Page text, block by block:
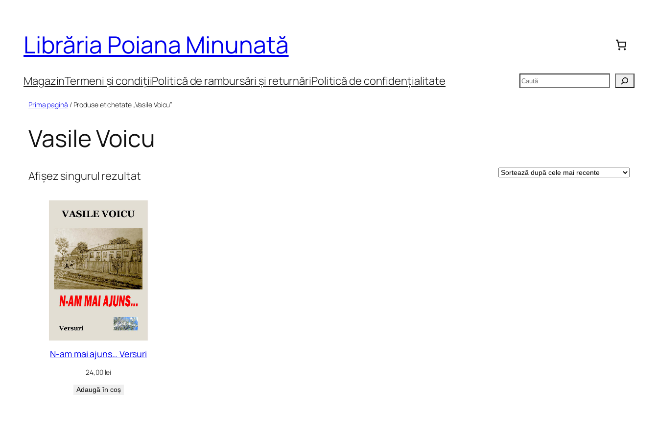
conținut
Librăria Poiana Minunată
MagazinTermeni și condițiiPolitică de rambursări și returnăriPolitică de confidențialitate Caută
Prima pagină / Produse etichetate „Vasile Voicu”
Vasile Voicu
Afișez singurul rezultat
N-am mai ajuns… Versuri
24,00 lei
Adaugă în coș